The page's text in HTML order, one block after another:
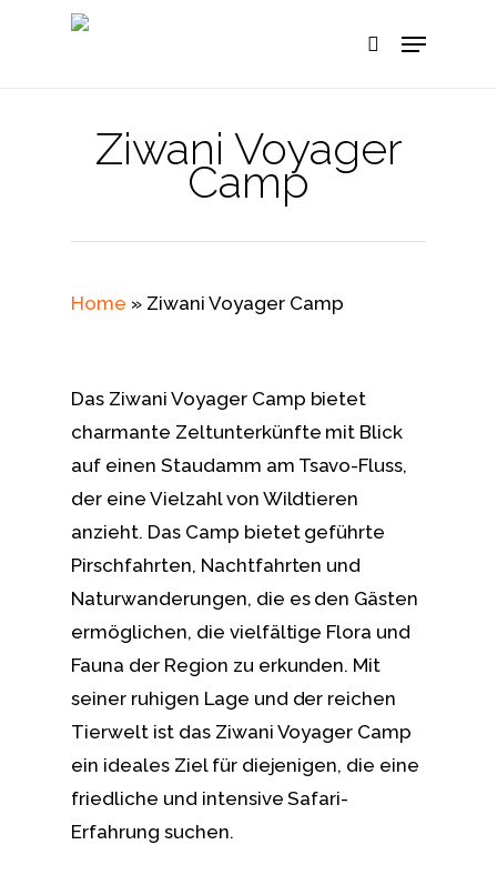
search
Menu
Ziwani Voyager
Camp
Home » Ziwani Voyager Camp
Das Ziwani Voyager Camp bietet
charmante Zeltunterkünfte mit Blick
auf einen Staudamm am Tsavo-Fluss,
der eine Vielzahl von Wildtieren
anzieht. Das Camp bietet geführte
Pirschfahrten, Nachtfahrten und
Naturwanderungen, die es den Gästen
ermöglichen, die vielfältige Flora und
Fauna der Region zu erkunden. Mit
seiner ruhigen Lage und der reichen
Tierwelt ist das Ziwani Voyager Camp
ein ideales Ziel für diejenigen, die eine
friedliche und intensive Safari-
Erfahrung suchen.